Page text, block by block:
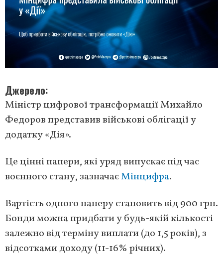
Джерело
Міністр цифрової трансформації Михайло
Федоров представив військові облігації у
додатку «Дія».
Це цінні папери, які уряд випускає під час
воєнного стану, зазначаєМінцифра.
Вартість одного паперу становить від 900 грн.
Бонди можна придбати у будь-якій кількості
залежно від терміну виплати (до 1,5 років), з
відсотками доходу (11-16% річних).